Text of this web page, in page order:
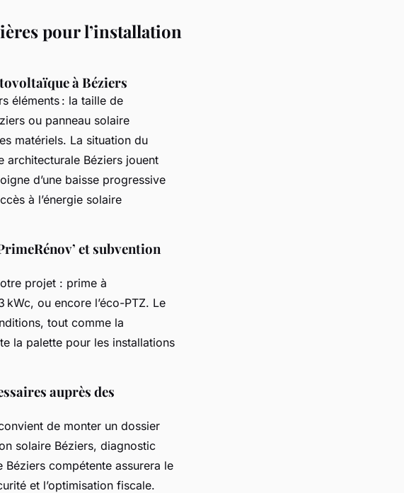
pour l’installation
à Béziers
éléments : la taille de
ou panneau solaire
matériels. La situation du
architecturale Béziers jouent
d’une baisse progressive
à l’énergie solaire
et subvention
projet : prime à
kWc, ou encore l’éco-PTZ. Le
tout comme la
la palette pour les installations
auprès des
de monter un dossier
solaire Béziers, diagnostic
Béziers compétente assurera le
et l’optimisation fiscale.